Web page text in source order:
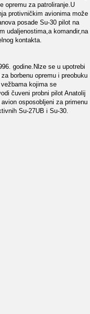
opremu za patroliranje.U
protivničkim avionima može
posade Su-30 pilot na
udaljenostima,a komandir,na
kontakta.
godine.Nlze se u upotrebi
borbenu opremu i preobuku
kojima se
čuveni probni pilot Anatolij
osposobljeni za primenu
Su-27UB i Su-30.